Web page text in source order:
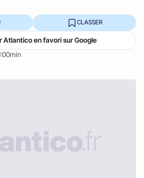
CLASSER
Atlantico en favori sur Google